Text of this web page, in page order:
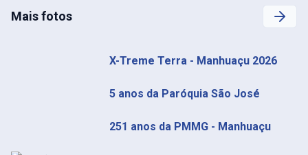
Mais fotos
X-Treme Terra - Manhuaçu 2026
5 anos da Paróquia São José
251 anos da PMMG - Manhuaçu